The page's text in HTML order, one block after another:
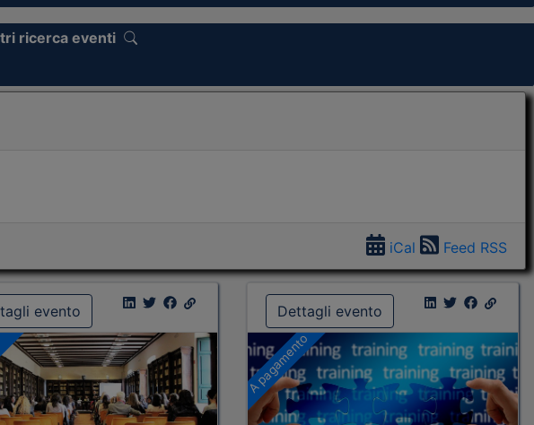
ricerca eventi
iCal Feed RSS
evento Dettagli evento
A pagamento